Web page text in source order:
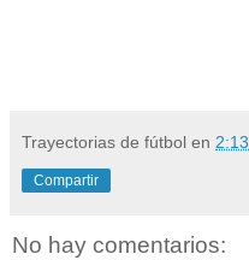
Trayectorias de fútbol en 2:13
Compartir
No hay comentarios: